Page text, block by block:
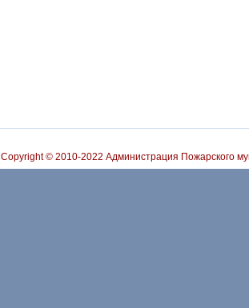
Copyright © 2010-2022 Администрация Пожарского